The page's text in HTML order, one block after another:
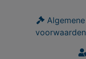
Algemene
voorwaarden